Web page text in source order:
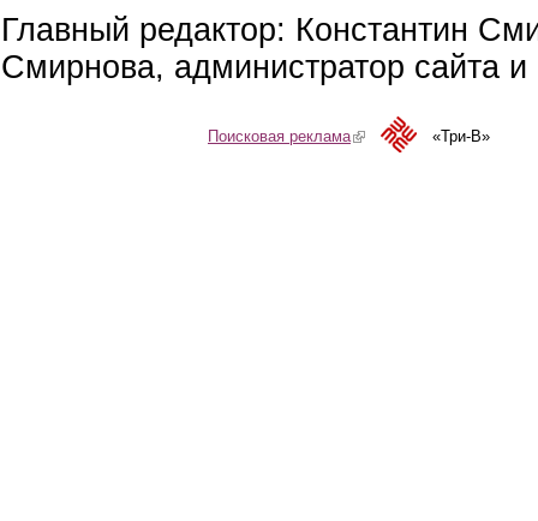
Главный редактор: Константин
Смирнова, администратор сайта
Поисковая реклама(link is external)«Три-В»